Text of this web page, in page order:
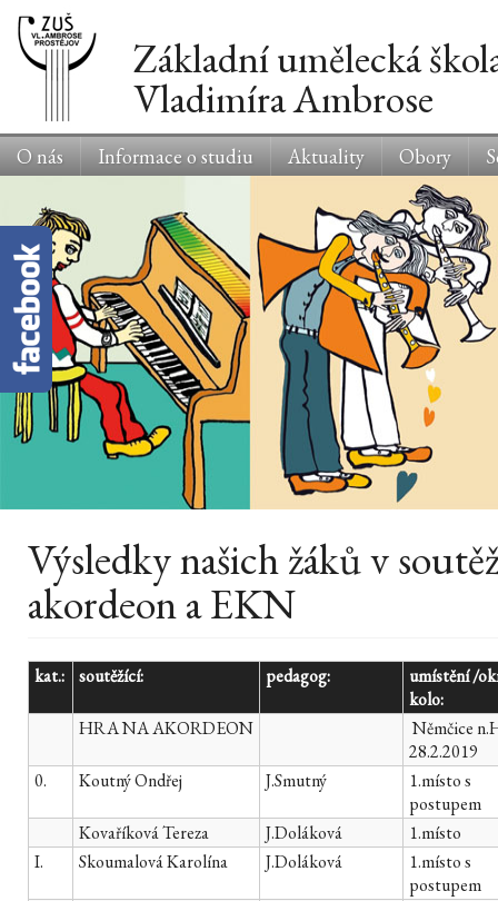
Základní umělecká
Vladimíra Ambrose
O nás Informace o studiu Aktuality Obory
Výsledky našich žáků v
akordeon a EKN
kat.: soutěžící: pedagog:
umístění /
kolo:
HRA NA AKORDEON
Němčice
28.2.2019
0.
Koutný Ondřej J.Smutný
1.místo s
postupem
Kovaříková Tereza
J.Doláková
1.místo
I.
Skoumalová Karolína J.Doláková
1.místo s
postupem